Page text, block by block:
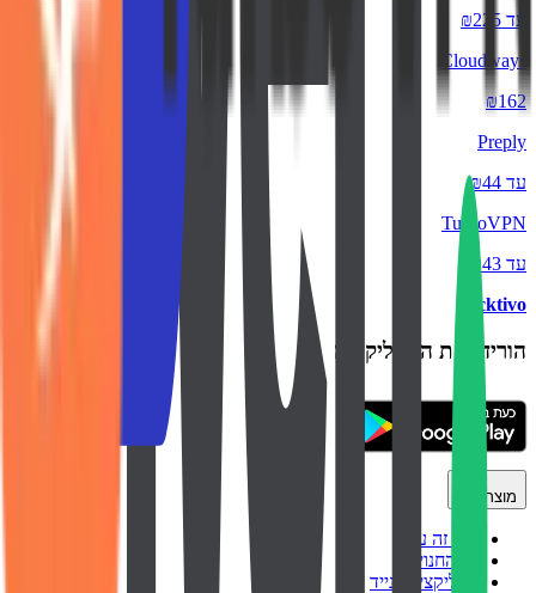
עד ₪225
Cloudways
₪162
Preply
עד ₪44
TurboVPN
עד ₪43
backtivo
הורידו את האפליקציה
מוצר
איך זה עובד
כל החנויות
אפליקציה לנייד